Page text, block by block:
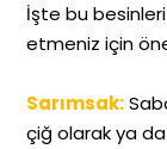
İşte bu
etmeniz için
Sarımsak:
çiğ olarak ya